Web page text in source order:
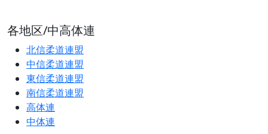
各地区/中高体連
北信柔道連盟
中信柔道連盟
東信柔道連盟
南信柔道連盟
高体連
中体連